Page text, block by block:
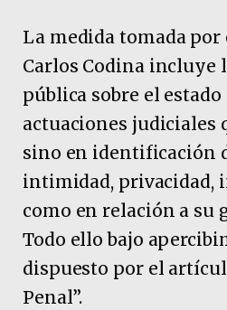
La medida tomada por
Carlos Codina incluye
pública sobre el estado
actuaciones judiciales
sino en identificación
intimidad, privacidad,
como en relación a su
Todo ello bajo
dispuesto por el
Penal”.